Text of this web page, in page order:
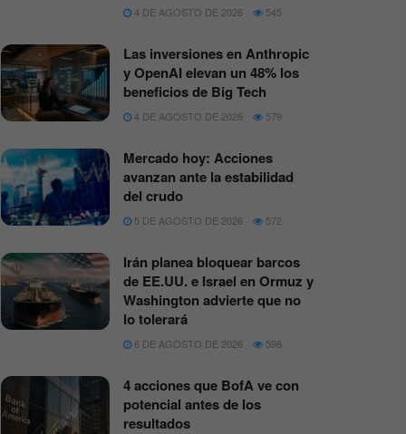
4 DE AGOSTO DE 2026 545
Las inversiones en Anthropic
y OpenAI elevan un 48% los
beneficios de Big Tech
4 DE AGOSTO DE 2026 579
Mercado hoy: Acciones
avanzan ante la estabilidad
del crudo
5 DE AGOSTO DE 2026 572
Irán planea bloquear barcos
de EE.UU. e Israel en Ormuz y
Washington advierte que no
lo tolerará
6 DE AGOSTO DE 2026 598
4 acciones que BofA ve con
potencial antes de los
resultados